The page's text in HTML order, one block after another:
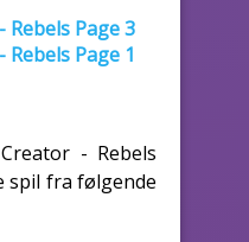
Page 3
Page 1
- Rebels
spil fra følgende